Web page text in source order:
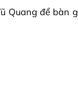
Quang để bàn